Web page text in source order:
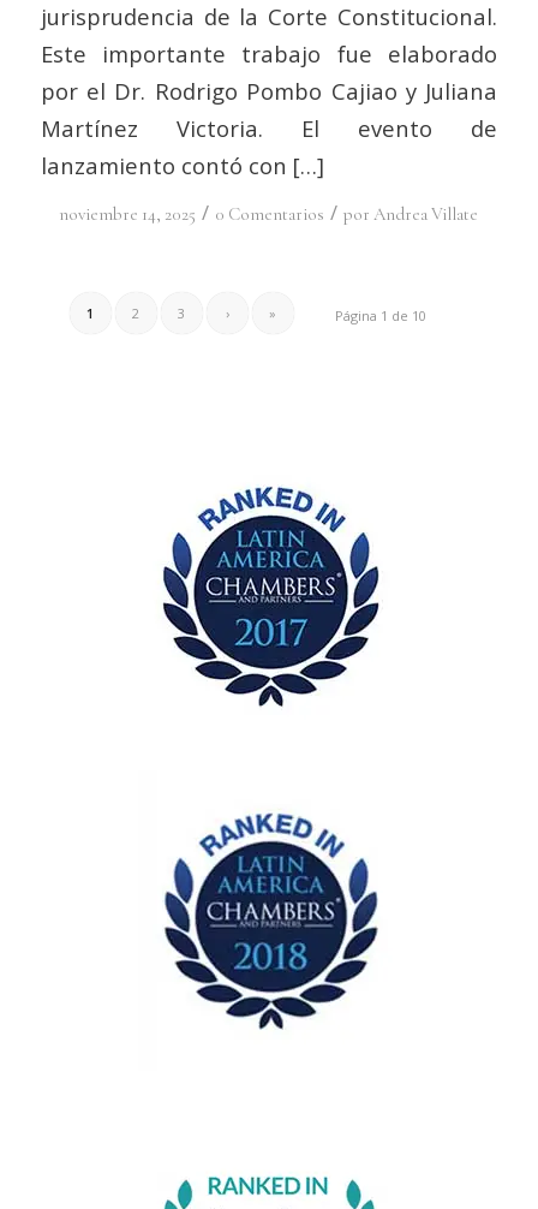
jurisprudencia de la Corte Constitucional.
Este importante trabajo fue elaborado
por el Dr. Rodrigo Pombo Cajiao y Juliana
Martínez Victoria. El evento de
lanzamiento contó con […]
noviembre 14, 2025 / 0 Comentarios / porAndrea Villate
Página 1 de 10
1 2 3 › »